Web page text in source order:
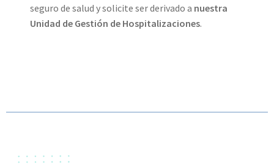
seguro de salud y solicite ser derivado a nuestra
Unidad de Gestión de Hospitalizaciones.